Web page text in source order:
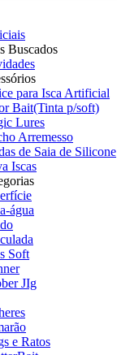
Buscados
para Isca Artificial
Bait(Tinta p/soft)
Lures
Arremesso
de Saia de Silicone
Iscas
água
Soft
JIg
e Ratos